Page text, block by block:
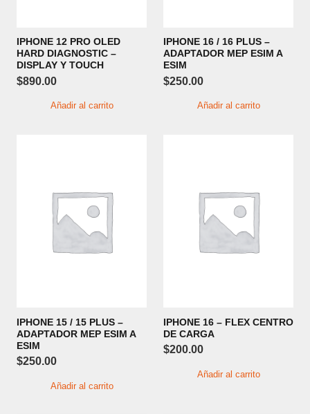
IPHONE 12 PRO OLED
HARD DIAGNOSTIC –
DISPLAY Y TOUCH
$890.00
Añadir al carrito
IPHONE 16 / 16 PLUS –
ADAPTADOR MEP ESIM A
ESIM
$250.00
Añadir al carrito
IPHONE 15 / 15 PLUS –
ADAPTADOR MEP ESIM A
ESIM
$250.00
Añadir al carrito
IPHONE 16 – FLEX CENTRO
DE CARGA
$200.00
Añadir al carrito